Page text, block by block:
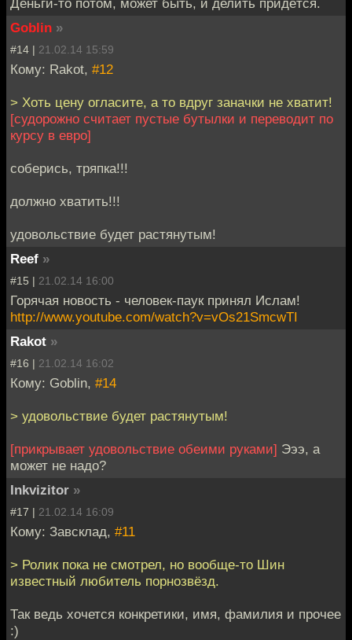
Goblin »
#14 | 21.02.14 15:59
Кому: Rakot, #12
> Хоть цену огласите, а то вдруг заначки не хватит!
[судорожно считает пустые бутылки и переводит по
курсу в евро]
соберись, тряпка!!!
должно хватить!!!
удовольствие будет растянутым!
Reef »
#15 | 21.02.14 16:00
Горячая новость - человек-паук принял Ислам!
http://www.youtube.com/watch?v=vOs21SmcwTI
Rakot »
#16 | 21.02.14 16:02
Кому: Goblin, #14
> удовольствие будет растянутым!
[прикрывает удовольствие обеими руками] Эээ, а
может не надо?
Inkvizitor »
#17 | 21.02.14 16:09
Кому: Завсклад, #11
> Ролик пока не смотрел, но вообще-то Шин
известный любитель порнозвёзд.
Так ведь хочется конкретики, имя, фамилия и прочее
:)